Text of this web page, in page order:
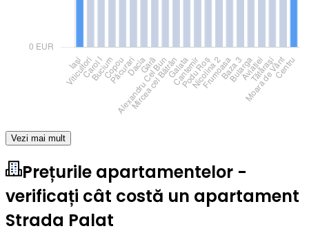
Vezi mai mult
Prețurile apartamentelor -
verificați cât costă un apartament
Strada Palat